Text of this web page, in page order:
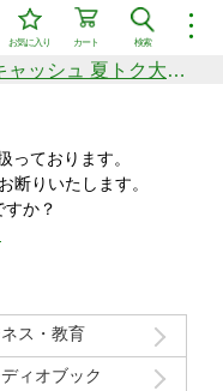
︙
検索
カート
お気に入り
ーズ
セール中商品
の高い順
ランキング
総額50万円分が当たる！ビットキャッシュ 夏トク大感謝祭
っております。
断りいたします。
か？
ス・教育
ィオブック